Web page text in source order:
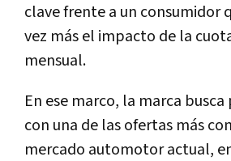
clave frente a un consumidor
vez más el impacto de la
mensual.
En ese marco, la marca
con una de las ofertas más
mercado automotor actual,